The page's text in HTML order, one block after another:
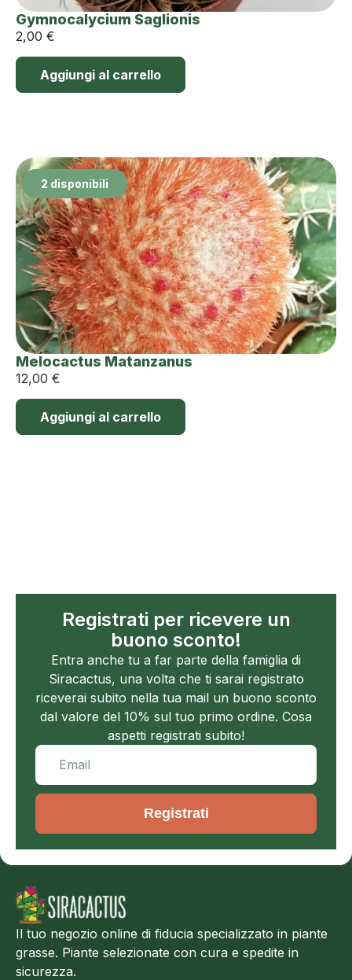
Gymnocalycium Saglionis
2,00 €
Aggiungi al carrello
2 disponibili
Melocactus Matanzanus
12,00 €
Aggiungi al carrello
Registrati per ricevere un
buono sconto!
Entra anche tu a far parte della famiglia di
Siracactus, una volta che ti sarai registrato
riceverai subito nella tua mail un buono sconto
dal valore del 10% sul tuo primo ordine. Cosa
aspetti registrati subito!
Registrati
Il tuo negozio online di fiducia specializzato in piante
grasse. Piante selezionate con cura e spedite in
sicurezza.